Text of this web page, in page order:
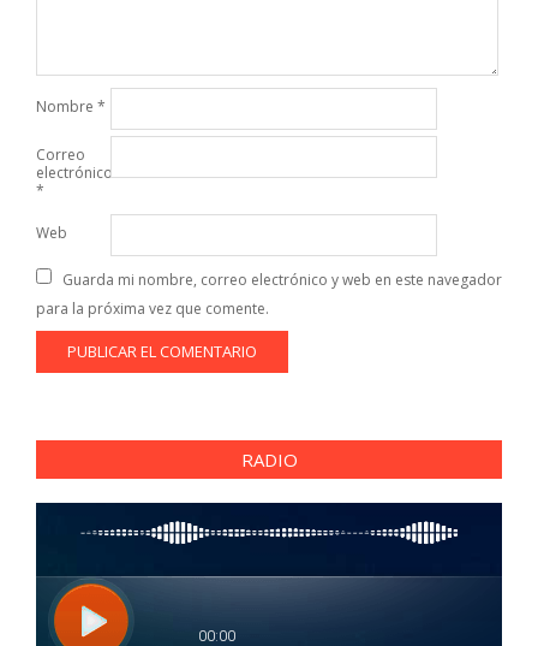
Nombre *
Correo
electrónico
*
Web
Guarda mi nombre, correo electrónico y web en este navegador
para la próxima vez que comente.
RADIO